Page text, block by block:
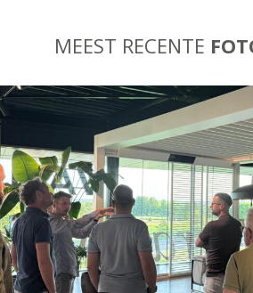
MEEST RECENTE